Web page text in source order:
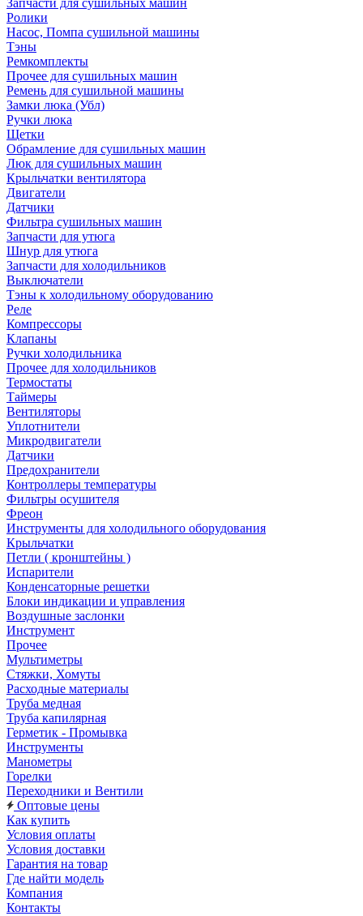
Запчасти для сушильных машин
Ролики
Насос, Помпа сушильной машины
Тэны
Ремкомплекты
Прочее для сушильных машин
Ремень для сушильной машины
Замки люка (Убл)
Ручки люка
Щетки
Обрамление для сушильных машин
Люк для сушильных машин
Крыльчатки вентилятора
Двигатели
Датчики
Фильтра сушильных машин
Запчасти для утюга
Шнур для утюга
Запчасти для холодильников
Выключатели
Тэны к холодильному оборудованию
Реле
Компрессоры
Клапаны
Ручки холодильника
Прочее для холодильников
Термостаты
Таймеры
Вентиляторы
Уплотнители
Микродвигатели
Датчики
Предохранители
Контроллеры температуры
Фильтры осушителя
Фреон
Инструменты для холодильного оборудования
Крыльчатки
Петли ( кронштейны )
Испарители
Конденсаторные решетки
Блоки индикации и управления
Воздушные заслонки
Инструмент
Прочее
Мультиметры
Стяжки, Хомуты
Расходные материалы
Труба медная
Труба капилярная
Герметик - Промывка
Инструменты
Манометры
Горелки
Переходники и Вентили
Оптовые цены
Как купить
Условия оплаты
Условия доставки
Гарантия на товар
Где найти модель
Компания
Контакты